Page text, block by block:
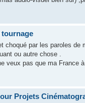
tournage
choqué par les paroles
ou autre chose .
veux pas que ma France
Projets